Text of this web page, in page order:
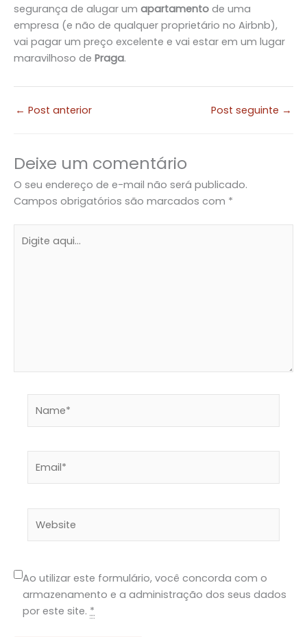
segurança de alugar um apartamento de uma
empresa (e não de qualquer proprietário no Airbnb),
vai pagar um preço excelente e vai estar em um lugar
maravilhoso de Praga.
← Post anterior Post seguinte →
Deixe um comentário
O seu endereço de e-mail não será publicado.
Campos obrigatórios são marcados com *
aqui...
Ao utilizar este formulário, você concorda com o
armazenamento e a administração dos seus dados
por este site. *